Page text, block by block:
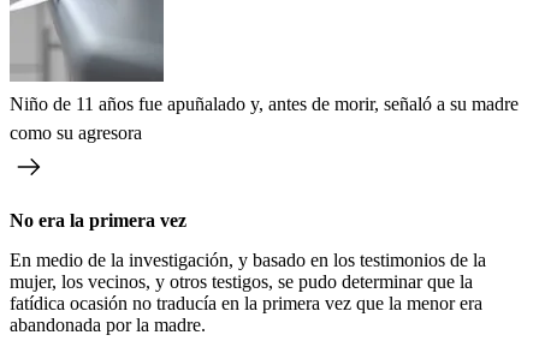
Niño de 11 años fue apuñalado y, antes de morir, señaló a su madre
como su agresora
No era la primera vez
En medio de la investigación, y basado en los testimonios de la
mujer, los vecinos, y otros testigos, se pudo determinar que la
fatídica ocasión no traducía en la primera vez que la menor era
abandonada por la madre.